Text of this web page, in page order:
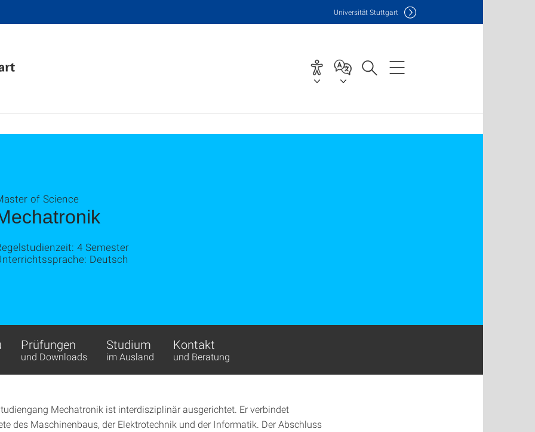
Universität Stuttgart
of Science
4 Semester
Deutsch
Prüfungen
und Downloads
Studium
im Ausland
Kontakt
und Beratung
Mechatronik ist interdisziplinär ausgerichtet. Er verbindet
des Maschinenbaus, der Elektrotechnik und der Informatik. Der Abschluss